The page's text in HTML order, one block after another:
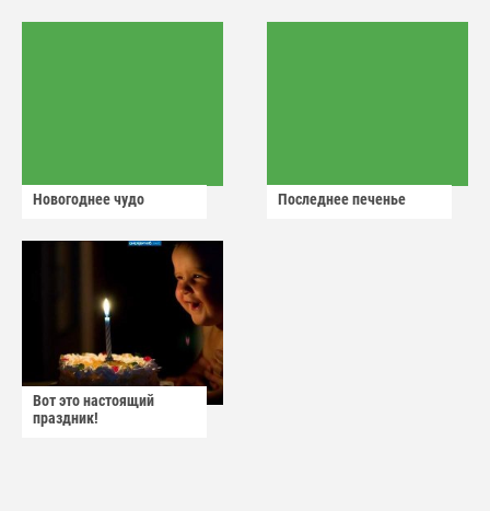
Новогоднее чудо Последнее печенье
Вот это настоящий
праздник!